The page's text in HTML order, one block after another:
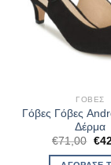
ΓΌΒΕΣ
Γόβες Γόβες
Δέρμα
€71,00 €